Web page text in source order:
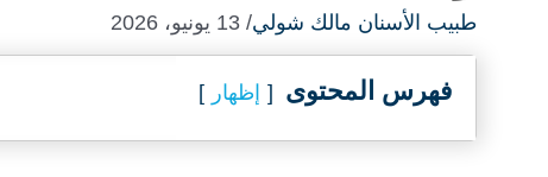
طبيب الأسنان مالك شولي/ 13 يونيو، 2026
فهرس المحتوى إظهار